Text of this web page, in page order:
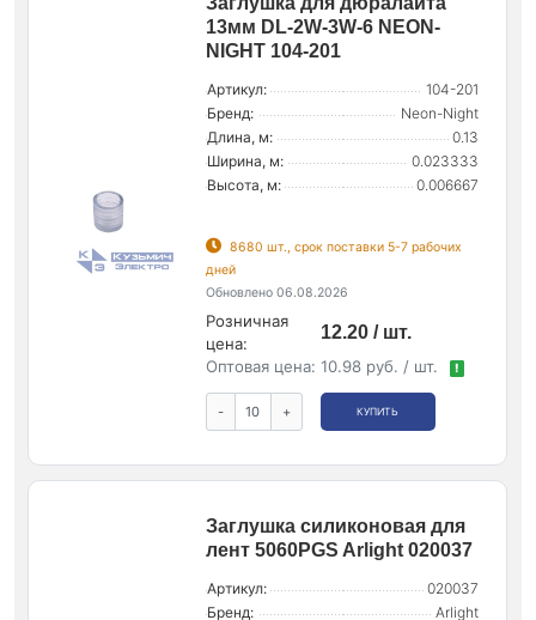
13мм DL-2W-3W-6 NEON-
NIGHT 104-201
Артикул:
104-201
Бренд:
Neon-Night
Длина, м:
0.13
Ширина, м:
0.023333
Высота, м:
0.006667
8680 шт., срок поставки 5-7 рабочих
дней
Обновлено 06.08.2026
Розничная
цена:
12.20 / шт.
Оптовая цена: 10.98 руб. / шт. !
- + КУПИТЬ
Заглушка силиконовая для
лент 5060PGS Arlight 020037
Артикул:
020037
Бренд:
Arlight